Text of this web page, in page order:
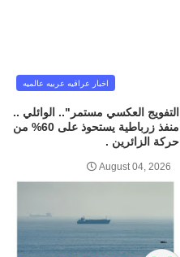
اخبار عراقيه عربيه عالميه
التفويج العكسي مستمر".. الوائلي ..
منفذ زرباطية يستحوذ على 60% من
حركة الزائرين .
August 04, 2026